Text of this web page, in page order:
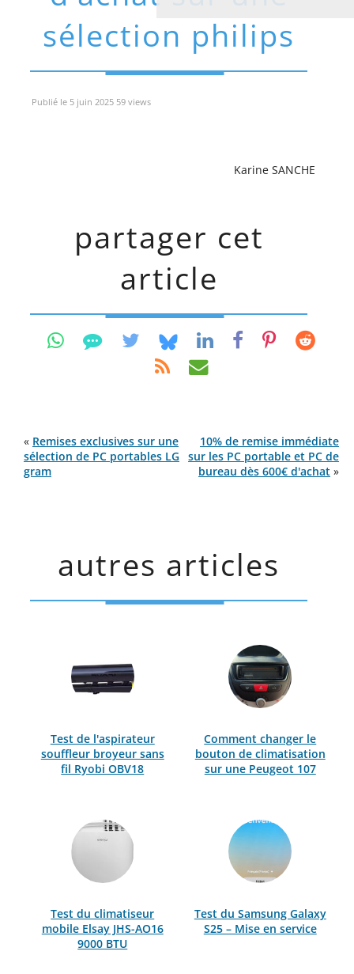
sélection philips
Publié le 5 juin 2025 59 views
Karine SANCHE
partager cet
article
« Remises exclusives sur une
sélection de PC portables LG
gram
10% de remise immédiate
sur les PC portable et PC de
bureau dès 600€ d'achat »
autres articles
Test de l'aspirateur
souffleur broyeur sans
fil Ryobi OBV18
Comment changer le
bouton de climatisation
sur une Peugeot 107
Test du climatiseur
mobile Elsay JHS-AO16
9000 BTU
Test du Samsung Galaxy
S25 – Mise en service